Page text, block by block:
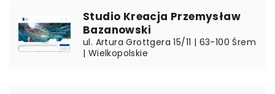
Studio Kreacja Przemysław
Bazanowski
ul. Artura Grottgera 15/11 | 63-100 Śrem
| Wielkopolskie